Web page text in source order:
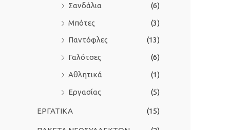
Σανδάλια
(6)
Μπότες
(3)
Παντόφλες
(13)
Γαλότσες
(6)
Αθλητικά
(1)
Εργασίας
(5)
ΕΡΓΑΤΙΚΑ (15)